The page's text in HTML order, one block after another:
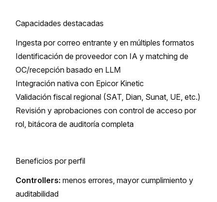
Capacidades destacadas
Ingesta por correo entrante y en múltiples formatos
Identificación de proveedor con IA y matching de
OC/recepción basado en LLM
Integración nativa con Epicor Kinetic
Validación fiscal regional (SAT, Dian, Sunat, UE, etc.)
Revisión y aprobaciones con control de acceso por
rol, bitácora de auditoría completa
Beneficios por perfil
Controllers: menos errores, mayor cumplimiento y
auditabilidad